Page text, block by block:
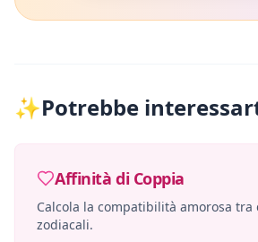
✨Potrebbe
Affinità di Coppia
Calcola la compatibilità amorosa tra
zodiacali.